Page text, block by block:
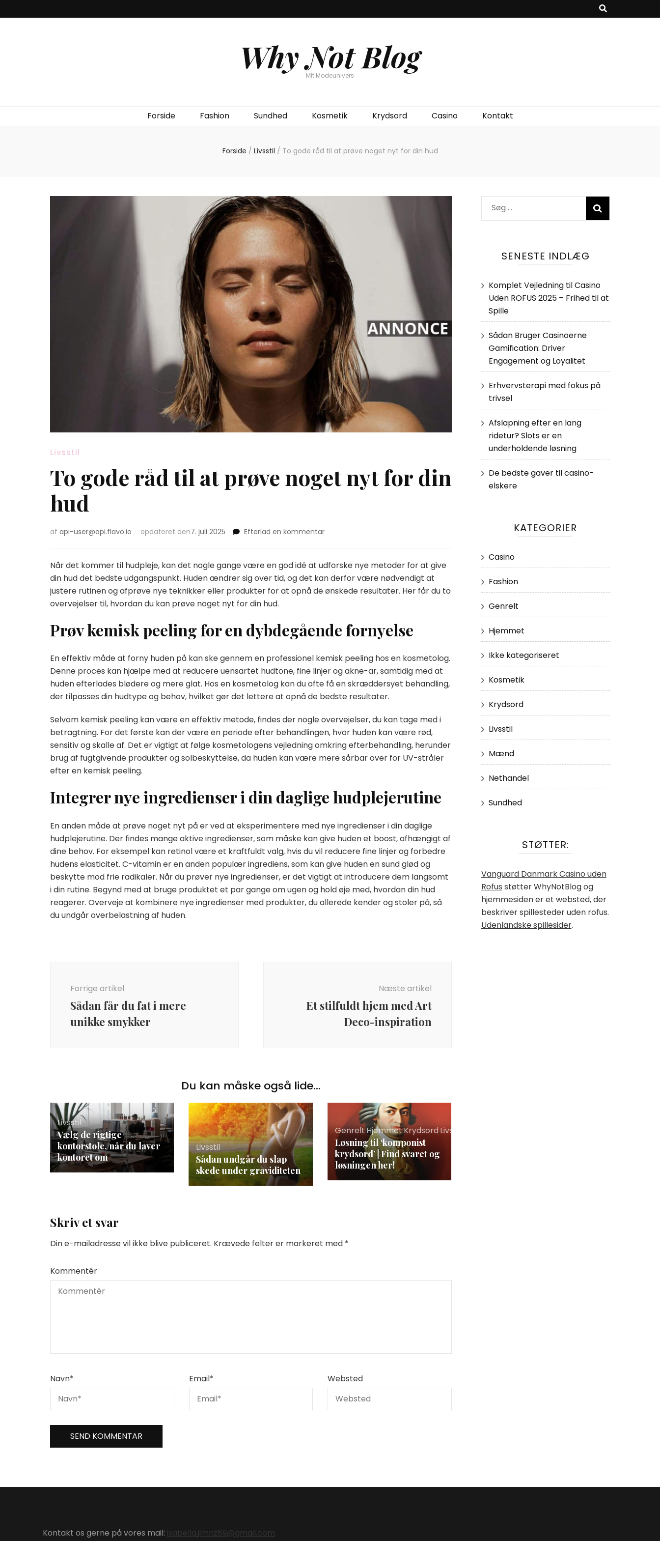
Why Not Blog
Mit Modeunivers
Forside Fashion Sundhed Kosmetik Krydsord Casino Kontakt
Forside / Livsstil / To gode råd til at prøve noget nyt for din hud
Livsstil
To gode råd til at prøve noget nyt for din
hud
af api-user@api.flavo.io opdateret den7. juli 2025 Efterlad en kommentaron
råd
at
prøve
for
din
Når det kommer til hudpleje, kan det nogle gange være en god idé at udforske nye metoder for at give
din hud det bedste udgangspunkt. Huden ændrer sig over tid, og det kan derfor være nødvendigt at
justere rutinen og afprøve nye teknikker eller produkter for at opnå de ønskede resultater. Her får du to
overvejelser til, hvordan du kan prøve noget nyt for din hud.
Prøv kemisk peeling for en dybdegående fornyelse
En effektiv måde at forny huden på kan ske gennem en professionel kemisk peeling hos en kosmetolog.
Denne proces kan hjælpe med at reducere uensartet hudtone, fine linjer og akne-ar, samtidig med at
huden efterlades blødere og mere glat. Hos en kosmetolog kan du ofte få en skræddersyet behandling,
der tilpasses din hudtype og behov, hvilket gør det lettere at opnå de bedste resultater.
Selvom kemisk peeling kan være en effektiv metode, findes der nogle overvejelser, du kan tage med i
betragtning. For det første kan der være en periode efter behandlingen, hvor huden kan være rød,
sensitiv og skalle af. Det er vigtigt at følge kosmetologens vejledning omkring efterbehandling, herunder
brug af fugtgivende produkter og solbeskyttelse, da huden kan være mere sårbar over for UV-stråler
efter en kemisk peeling.
Integrer nye ingredienser i din daglige hudplejerutine
En anden måde at prøve noget nyt på er ved at eksperimentere med nye ingredienser i din daglige
hudplejerutine. Der findes mange aktive ingredienser, som måske kan give huden et boost, afhængigt af
dine behov. For eksempel kan retinol være et kraftfuldt valg, hvis du vil reducere fine linjer og forbedre
hudens elasticitet. C-vitamin er en anden populær ingrediens, som kan give huden en sund glød og
beskytte mod frie radikaler. Når du prøver nye ingredienser, er det vigtigt at introducere dem langsomt
i din rutine. Begynd med at bruge produktet et par gange om ugen og hold øje med, hvordan din hud
reagerer. Overveje at kombinere nye ingredienser med produkter, du allerede kender og stoler på, så
du undgår overbelastning af huden.
Forrige artikel
Sådan får du fat i mere
unikke smykker
Næste artikel
Et stilfuldt hjem med Art
Deco-inspiration
Du kan måske også lide...
Livsstil
Vælg de rigtige
kontorstole, når du laver
kontoret om
Livsstil
Sådan undgår du slap
skede under graviditeten
Genrelt,Hjemmet,Krydsord,Livsstil
Løsning til ‘komponist
krydsord’ | Find svaret og
løsningen her!
Skriv et svar
Din e-mailadresse vil ikke blive publiceret. Krævede felter er markeret med *
Kommentér
Navn* Email* Websted
Søg
efter:
SENESTE INDLÆG
Komplet Vejledning til Casino
Uden ROFUS 2025 – Frihed til at
Spille
Sådan Bruger Casinoerne
Gamification: Driver
Engagement og Loyalitet
Erhvervsterapi med fokus på
trivsel
Afslapning efter en lang
ridetur? Slots er en
underholdende løsning
De bedste gaver til casino-
elskere
KATEGORIER
Casino
Fashion
Genrelt
Hjemmet
Ikke kategoriseret
Kosmetik
Krydsord
Livsstil
Mænd
Nethandel
Sundhed
STØTTER:
Vanguard Danmark Casino uden
Rofus støtter WhyNotBlog og
hjemmesiden er et websted, der
beskriver spillesteder uden rofus.
Udenlandske spillesider.
Kontakt os gerne på vores mail: isabella.jimnz89@gmail.com